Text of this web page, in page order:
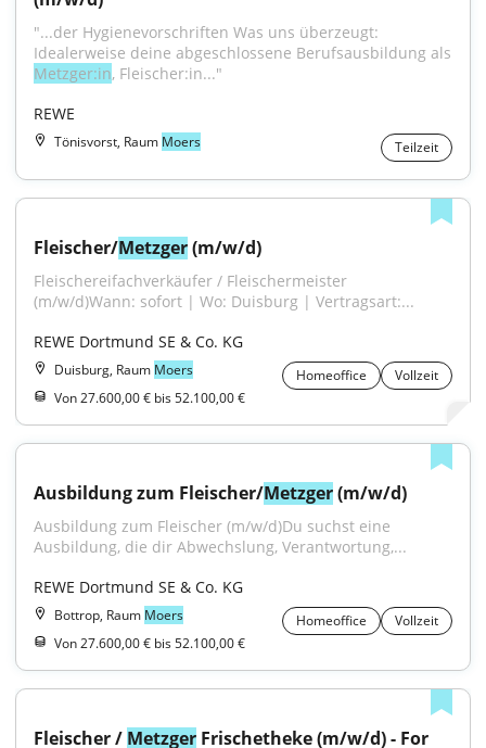
"...der Hygienevorschriften Was uns überzeugt:
Metzger:in, Fleischer:in..."
REWE
Tönisvorst, Raum Moers Teilzeit
Fleischer/Metzger (m/w/d)
Fleischereifachverkäufer / Fleischermeister
(m/w/d)Wann: sofort | Wo: Duisburg | Vertragsart:...
REWE Dortmund SE & Co. KG
Duisburg, Raum Moers Homeoffice
Vollzeit
Von 27.600,00 € bis 52.100,00 €
Ausbildung zum Fleischer/Metzger (m/w/d)
Ausbildung zum Fleischer (m/w/d)Du suchst eine
Ausbildung, die dir Abwechslung, Verantwortung,...
REWE Dortmund SE & Co. KG
Bottrop, Raum Moers Homeoffice
Vollzeit
Von 27.600,00 € bis 52.100,00 €
Fleischer / Metzger Frischetheke (m/w/d) - For